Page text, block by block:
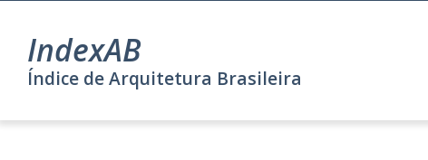
IndexAB
Índice de Arquitetura Brasileira